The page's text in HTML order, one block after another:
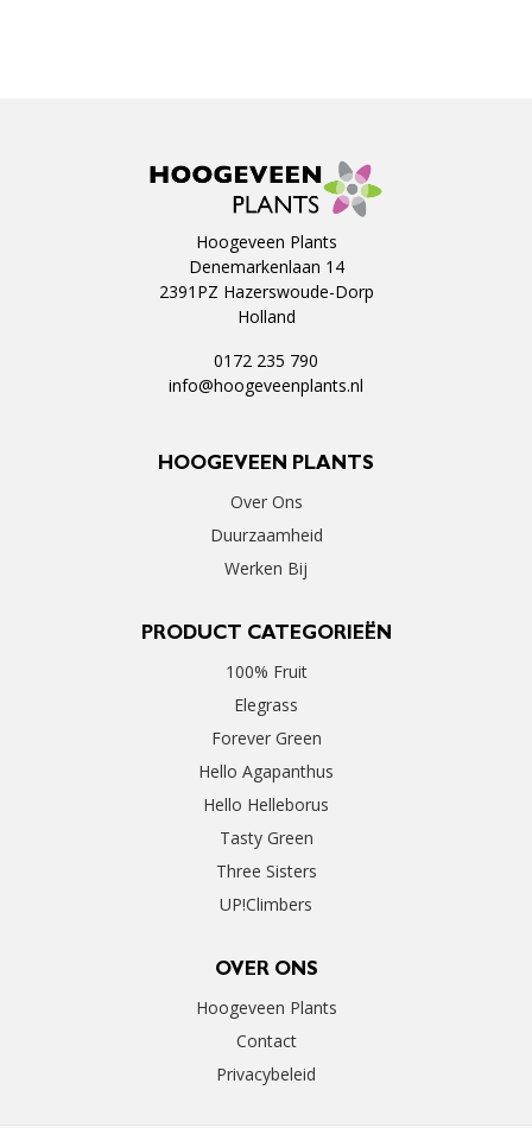
Hoogeveen Plants
Denemarkenlaan 14
2391PZ Hazerswoude-Dorp
Holland
0172 235 790
info@hoogeveenplants.nl
HOOGEVEEN PLANTS
Over Ons
Duurzaamheid
Werken Bij
PRODUCT CATEGORIEËN
100% Fruit
Elegrass
Forever Green
Hello Agapanthus
Hello Helleborus
Tasty Green
Three Sisters
UP!Climbers
OVER ONS
Hoogeveen Plants
Contact
Privacybeleid